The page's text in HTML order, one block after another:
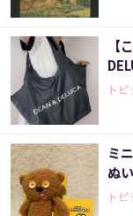
【
ト
ミ
ぬ
ト